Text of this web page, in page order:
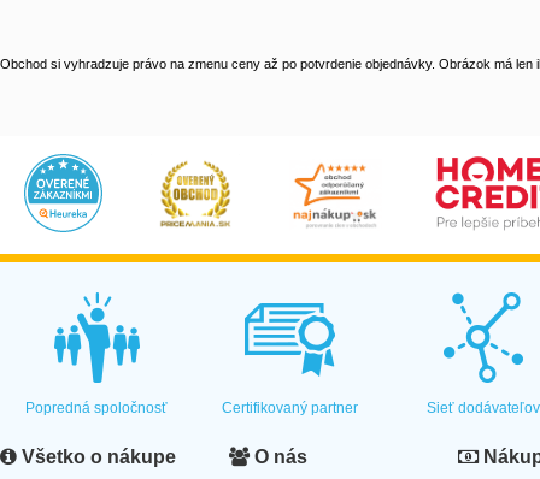
Obchod si vyhradzuje právo na zmenu ceny až po potvrdenie objednávky. Obrázok má len
Popredná spoločnosť Certifikovaný partner Sieť dodávateľov
Všetko o nákupe O nás